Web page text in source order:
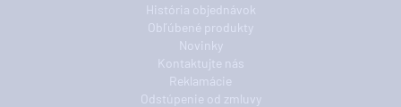
História objednávok
Obľúbené produkty
Novinky
Kontaktujte nás
Reklamácie
Odstúpenie od zmluvy